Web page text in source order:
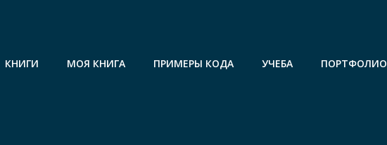
КНИГИ МОЯ КНИГА ПРИМЕРЫ КОДА УЧЕБА ПОРТФОЛИО